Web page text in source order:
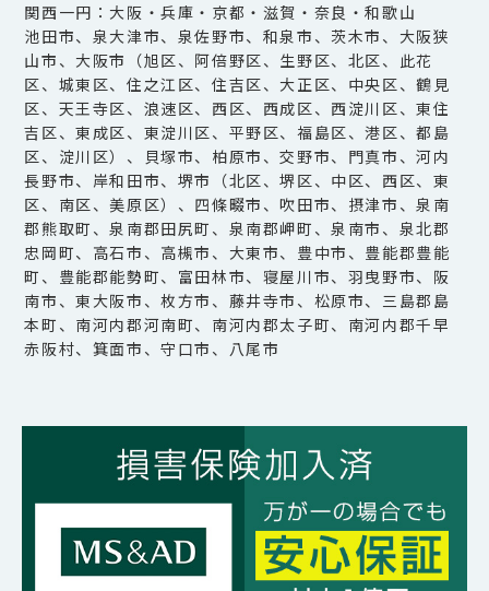
関西一円：大阪・兵庫・京都・滋賀・奈良・和歌山
池田市、泉大津市、泉佐野市、和泉市、茨木市、大阪狭
山市、大阪市（旭区、阿倍野区、生野区、北区、此花
区、城東区、住之江区、住吉区、大正区、中央区、鶴見
区、天王寺区、浪速区、西区、西成区、西淀川区、東住
吉区、東成区、東淀川区、平野区、福島区、港区、都島
区、淀川区）、貝塚市、柏原市、交野市、門真市、河内
長野市、岸和田市、堺市（北区、堺区、中区、西区、東
区、南区、美原区）、四條畷市、吹田市、摂津市、泉南
郡熊取町、泉南郡田尻町、泉南郡岬町、泉南市、泉北郡
忠岡町、高石市、高槻市、大東市、豊中市、豊能郡豊能
町、豊能郡能勢町、富田林市、寝屋川市、羽曳野市、阪
南市、東大阪市、枚方市、藤井寺市、松原市、三島郡島
本町、南河内郡河南町、南河内郡太子町、南河内郡千早
赤阪村、箕面市、守口市、八尾市